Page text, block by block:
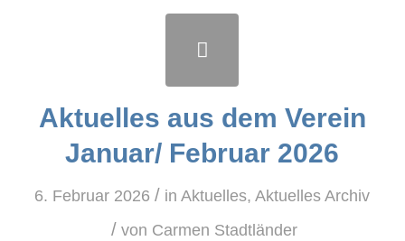
Aktuelles aus dem Verein
Januar/ Februar 2026
6. Februar 2026 / inAktuelles,Aktuelles Archiv
/ von Carmen Stadtländer